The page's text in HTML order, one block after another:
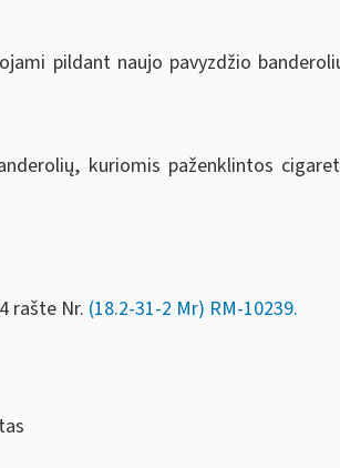
pildant naujo pavyzdžio
kuriomis paženklintos
rašte Nr. (18.2-31-2 Mr) RM-10239.